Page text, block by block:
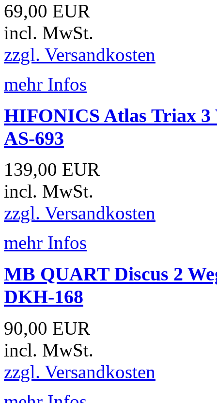
69,00 EUR
incl. MwSt.
zzgl. Versandkosten
mehr Infos
HIFONICS Atlas Triax 3
AS-693
139,00 EUR
incl. MwSt.
zzgl. Versandkosten
mehr Infos
MB QUART Discus 2
DKH-168
90,00 EUR
incl. MwSt.
zzgl. Versandkosten